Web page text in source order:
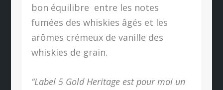
bon équilibre entre les notes
fumées des whiskies âgés et les
arômes crémeux de vanille des
whiskies de grain.
“Label 5 Gold Heritage est pour moi un